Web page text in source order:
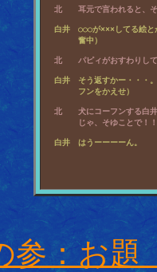
白井　○○○が×××してる絵と
白井　そう返すかー・・・
北　　犬にコーフンする白
参：お